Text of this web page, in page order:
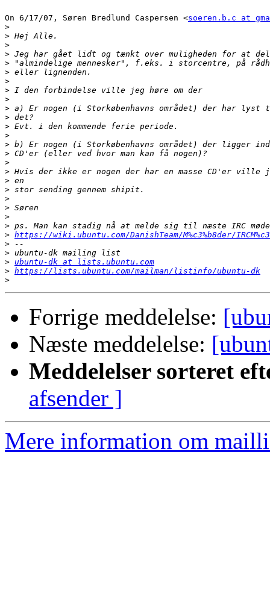
On 6/17/07, Søren Bredlund Caspersen <soeren.b.c at
>
>
>
>
>
>
>
>
>
>
>
>
>
>
>
>
>
>
>
>
>
>
>
> https://wiki.ubuntu.com/DanishTeam/M%c3%b8der/
>
>
> ubuntu-dk at lists.ubuntu.com
> https://lists.ubuntu.com/mailman/listinfo/ubuntu-dk
>
Forrige meddelelse:
Næste meddelelse:
Meddelelser sorteret
afsender ]
Mere information om